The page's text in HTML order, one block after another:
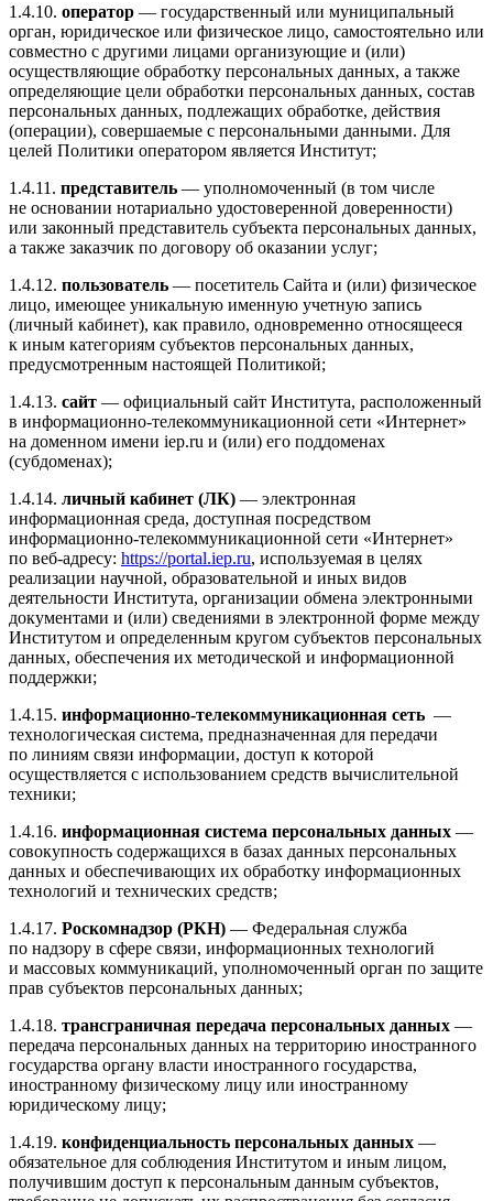
1.4.10. оператор — государственный или муниципальный
орган, юридическое или физическое лицо, самостоятельно или
совместно с другими лицами организующие и (или)
осуществляющие обработку персональных данных, а также
определяющие цели обработки персональных данных, состав
персональных данных, подлежащих обработке, действия
(операции), совершаемые с персональными данными. Для
целей Политики оператором является Институт;
1.4.11 . представитель — уполномоченный (в том числе
не основании нотариально удостоверенной доверенности)
или законный представитель субъекта персональных данных,
а также заказчик по договору об оказании услуг;
1.4.12. пользователь — посетитель Сайта и (или) физическое
лицо, имеющее уникальную именную учетную запись
(личный кабинет), как правило, одновременно относящееся
к иным категориям субъектов персональных данных,
предусмотренным настоящей Политикой;
1.4.13. сайт — официальный сайт Института, расположенный
в информационно-телекоммуникационной сети «Интернет»
на доменном имени iep.ru и (или) его поддоменах
(субдоменах);
1.4.14. личный кабинет (ЛК) — электронная
информационная среда, доступная посредством
информационно-телекоммуникационной сети «Интернет»
по веб-адресу: https://portal.iep.ru, используемая в целях
реализации научной, образовательной и иных видов
деятельности Института, организации обмена электронными
документами и (или) сведениями в электронной форме между
Институтом и определенным кругом субъектов персональных
данных, обеспечения их методической и информационной
поддержки;
1.4.15. информационно-телекоммуникационная сеть —
технологическая система, предназначенная для передачи
по линиям связи информации, доступ к которой
осуществляется с использованием средств вычислительной
техники;
1.4.16. информационная система персональных данных —
совокупность содержащихся в базах данных персональных
данных и обеспечивающих их обработку информационных
технологий и технических средств;
1.4.17. Роскомнадзор (РКН) — Федеральная служба
по надзору в сфере связи, информационных технологий
и массовых коммуникаций, уполномоченный орган по защите
прав субъектов персональных данных;
1.4.18. трансграничная передача персональных данных —
передача персональных данных на территорию иностранного
государства органу власти иностранного государства,
иностранному физическому лицу или иностранному
юридическому лицу;
1.4.19. конфиденциальность персональных данных —
обязательное для соблюдения Институтом и иным лицом,
получившим доступ к персональным данным субъектов,